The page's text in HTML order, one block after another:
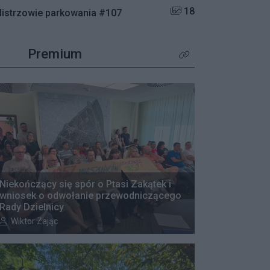
parkowania #107 Liczba zdjęć w galerii:
18
Premium Kliknij aby zobaczyć
Niekończący się spór o Ptasi Zakątek i
wniosek o odwołanie przewodniczącego
Rady Dzielnicy
artykułu:
Wiktor Zając